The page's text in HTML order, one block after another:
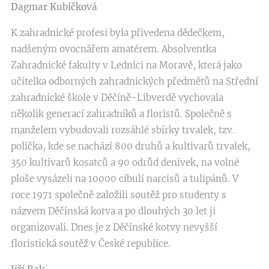
Dagmar Kubíčková
K zahradnické profesi byla přivedena dědečkem,
nadšeným ovocnářem amatérem. Absolventka
Zahradnické fakulty v Lednici na Moravě, která jako
učitelka odborných zahradnických předmětů na Střední
zahradnické škole v Děčíně-Libverdě vychovala
několik generací zahradníků a floristů. Společně s
manželem vybudovali rozsáhlé sbírky trvalek, tzv.
políčka, kde se nachází 800 druhů a kultivarů trvalek,
350 kultivarů kosatců a 90 odrůd denivek, na volné
ploše vysázeli na 10000 cibulí narcisů a tulipánů. V
roce 1971 společně založili soutěž pro studenty s
názvem Děčínská kotva a po dlouhých 30 let ji
organizovali. Dnes je z Děčínské kotvy nevyšší
floristická soutěž v České republice.